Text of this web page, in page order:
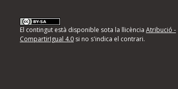
d'errors
següents i descriviu quina és la millora que
El contingut està disponible sota la llicència Atribució -
CompartirIgual 4.0si no s'indica el contrari.